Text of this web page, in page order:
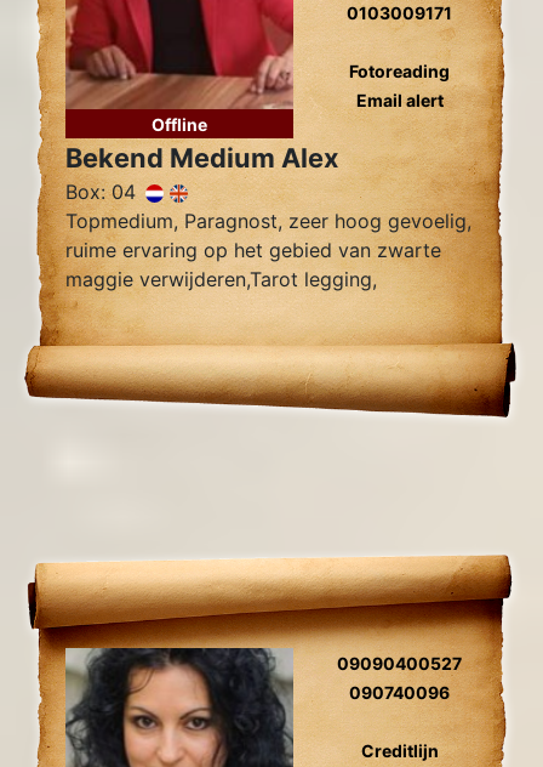
Offline
0103009171
Fotoreading
Email alert
Bekend Medium Alex
Box: 04
Topmedium, Paragnost, zeer hoog gevoelig,
ruime ervaring op het gebied van zwarte
maggie verwijderen,Tarot legging,
Zielsliefde, Tweelingzielen, Relatie
problemen
09090400527
090740096
Creditlijn